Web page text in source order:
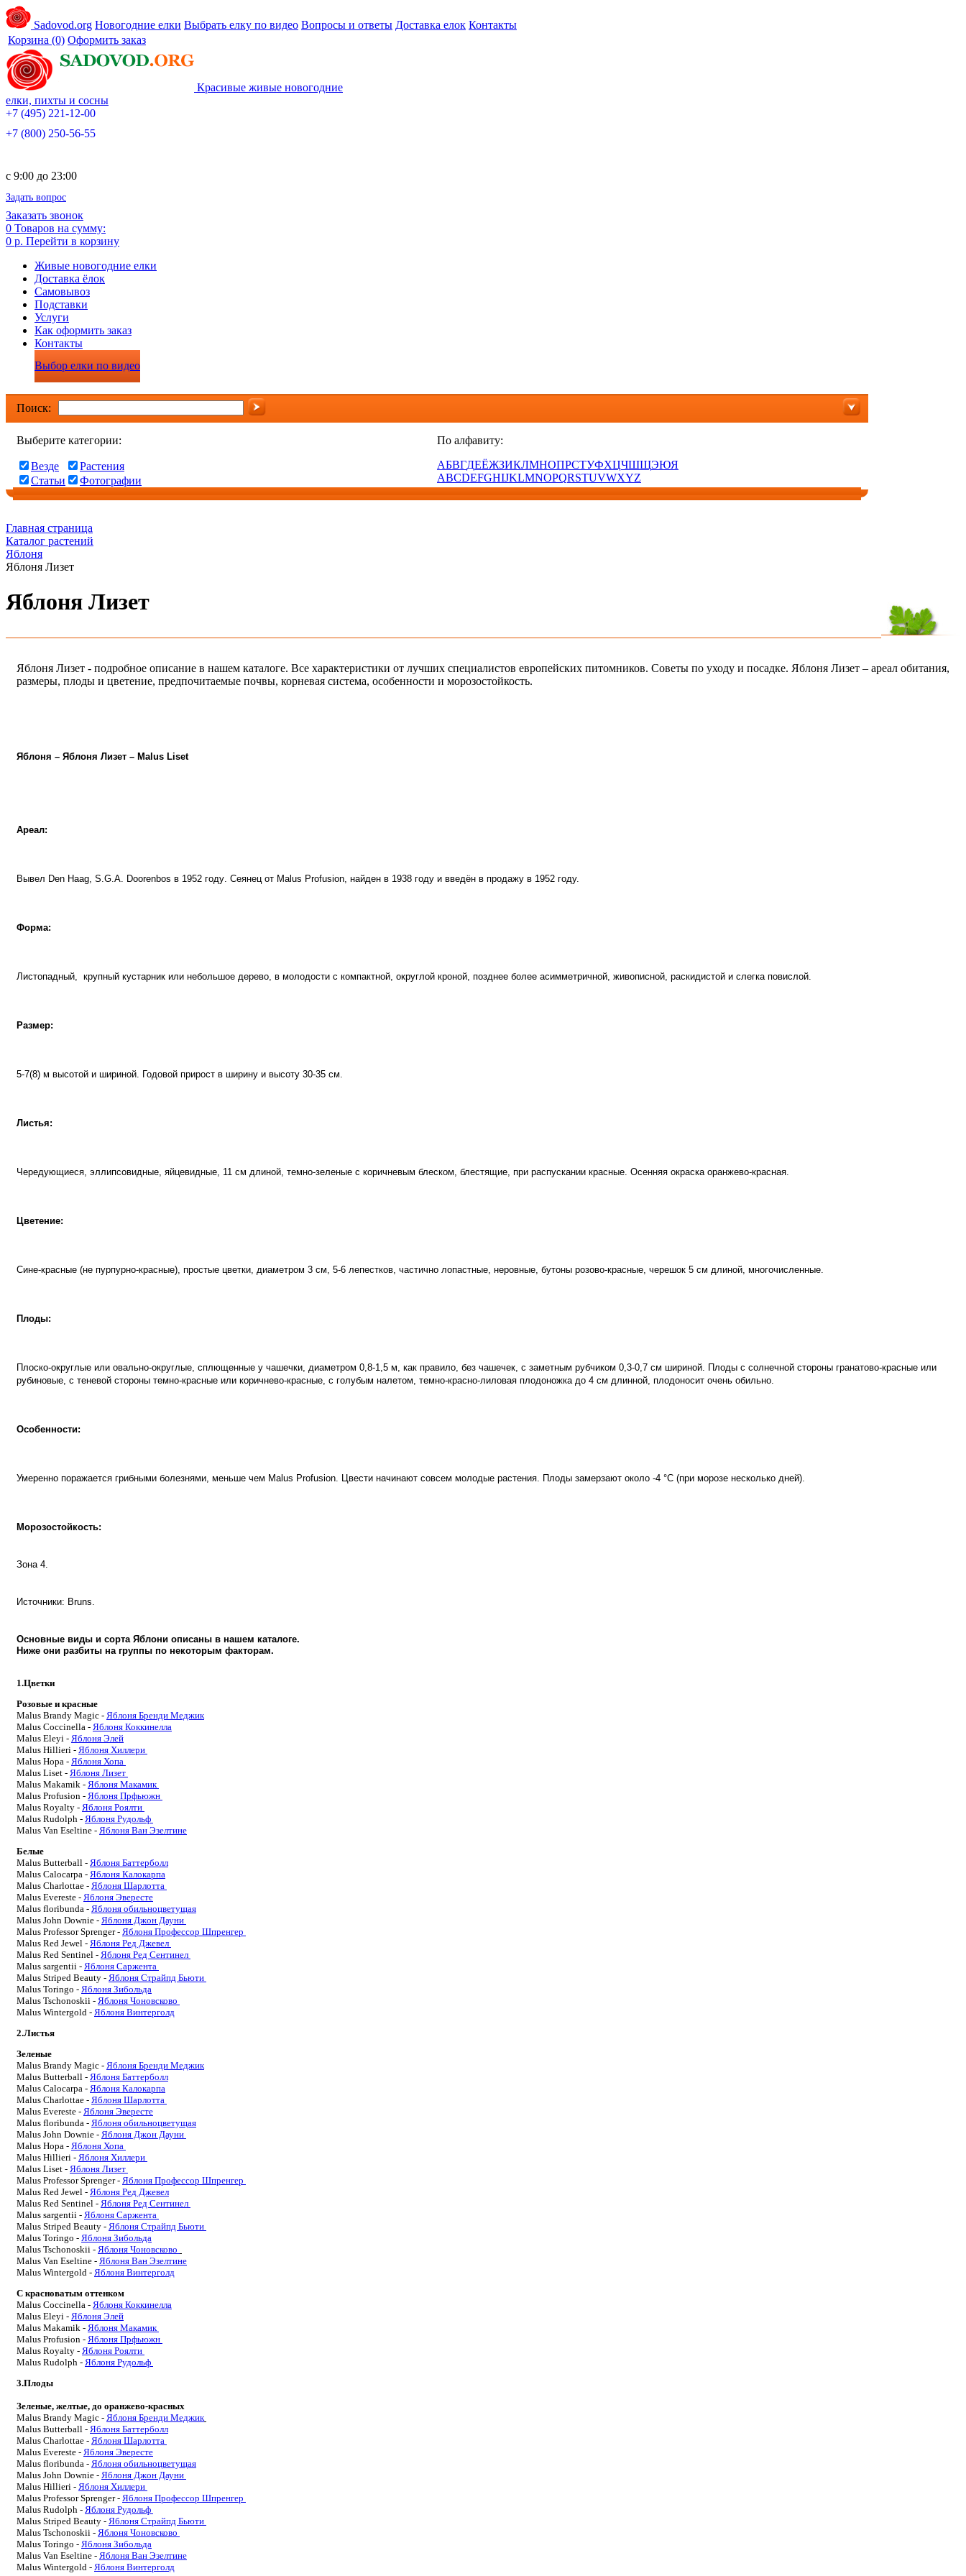
Sadovod.org Новогодние елки Выбрать елку по видео Вопросы и ответы Доставка елок Контакты
Корзина (0) Оформить заказ
Красивые живые новогодние
елки, пихты и сосны
+7 (495) 221-12-00
+7 (800) 250-56-55
c 9:00 до 23:00
Задать вопрос
Заказать звонок
0 Товаров на сумму:
0 р. Перейти в корзину
Живые новогодние елки
Доставка ёлок
Самовывоз
Подставки
Услуги
Как оформить заказ
Контакты
Выбор елки по видео
Поиск:
Выберите категории:
Везде
Растения
Статьи
Фотографии
По алфавиту:
АБВГДЕЁЖЗИКЛМНОПРСТУФХЦЧШЩЭЮЯ
ABCDEFGHIJKLMNOPQRSTUVWXYZ
Главная страница
Каталог растений
Яблоня
Яблоня Лизет
Яблоня Лизет
Яблоня Лизет - подробное описание в нашем каталоге. Все характеристики от лучших специалистов европейских питомников. Советы по уходу и посадке. Яблоня Лизет – ареал обитания,
размеры, плоды и цветение, предпочитаемые почвы, корневая система, особенности и морозостойкость.
Яблоня – Яблоня Лизет – Malus Liset
Ареал:
Вывел Den Haag, S.G.A. Doorenbos в 1952 году. Сеянец от Malus Profusion, найден в 1938 году и введён в продажу в 1952 году.
Форма:
Листопадный, крупный кустарник или небольшое дерево, в молодости с компактной, округлой кроной, позднее более асимметричной, живописной, раскидистой и слегка повислой.
Размер:
5-7(8) м высотой и шириной. Годовой прирост в ширину и высоту 30-35 см.
Листья:
Чередующиеся, эллипсовидные, яйцевидные, 11 см длиной, темно-зеленые с коричневым блеском, блестящие, при распускании красные. Осенняя окраска оранжево-красная.
Цветение:
Сине-красные (не пурпурно-красные), простые цветки, диаметром 3 см, 5-6 лепестков, частично лопастные, неровные, бутоны розово-красные, черешок 5 см длиной, многочисленные.
Плоды:
Плоско-округлые или овально-округлые, сплющенные у чашечки, диаметром 0,8-1,5 м, как правило, без чашечек, с заметным рубчиком 0,3-0,7 см шириной. Плоды с солнечной стороны гранатово-красные или
рубиновые, с теневой стороны темно-красные или коричнево-красные, с голубым налетом, темно-красно-лиловая плодоножка до 4 см длинной, плодоносит очень обильно.
Особенности:
Умеренно поражается грибными болезнями, меньше чем Malus Profusion. Цвести начинают совсем молодые растения. Плоды замерзают около -4 °С (при морозе несколько дней).
Морозостойкость:
Зона 4.
Источники: Bruns.
Основные виды и сорта Яблони описаны в нашем каталоге.
Ниже они разбиты на группы по некоторым факторам.
1.Цветки
Розовые и красные
Malus Brandy Magic - Яблоня Бренди Меджик
Malus Coccinella - Яблоня Коккинелла
Malus Eleyi - Яблоня Элей
Malus Hillieri - Яблоня Хиллери
Malus Hopa - Яблоня Хопа
Malus Liset - Яблоня Лизет
Malus Makamik - Яблоня Макамик
Malus Profusion - Яблоня Прфьюжн
Malus Royalty - Яблоня Роялти
Malus Rudolph - Яблоня Рудольф
Malus Van Eseltine - Яблоня Ван Эзелтине
Белые
Malus Butterball - Яблоня Баттерболл
Malus Calocarpa - Яблоня Калокарпа
Malus Charlottae - Яблоня Шарлотта
Malus Evereste - Яблоня Эвересте
Malus floribunda - Яблоня обильноцветущая
Malus John Downie - Яблоня Джон Дауни
Malus Professor Sprenger- Яблоня Профессор Шпренгер
Malus Red Jewel - Яблоня Ред Джевел
Malus Red Sentinel - Яблоня Ред Сентинел
Malus sargentii - Яблоня Саржента
Malus Striped Beauty - Яблоня Страйпд Бьюти
Malus Toringo - Яблоня Зибольда
Malus Tschonoskii - Яблоня Чоновсково
Malus Wintergold - Яблоня Винтерголд
2.Листья
Зеленые
Malus Brandy Magic - Яблоня Бренди Меджик
Malus Butterball - Яблоня Баттерболл
Malus Calocarpa - Яблоня Калокарпа
Malus Charlottae - Яблоня Шарлотта
Malus Evereste - Яблоня Эвересте
Malus floribunda - Яблоня обильноцветущая
Malus John Downie - Яблоня Джон Дауни
Malus Hopa - Яблоня Хопа
Malus Hillieri - Яблоня Хиллери
Malus Liset - Яблоня Лизет
Malus Professor Sprenger- Яблоня Профессор Шпренгер
Malus Red Jewel - Яблоня Ред Джевел
Malus Red Sentinel - Яблоня Ред Сентинел
Malus sargentii - Яблоня Саржента
Malus Striped Beauty - Яблоня Страйпд Бьюти
Malus Toringo - Яблоня Зибольда
Malus Tschonoskii - Яблоня Чоновсково
Malus Van Eseltine - Яблоня Ван Эзелтине
Malus Wintergold - Яблоня Винтерголд
С красноватым оттенком
Malus Coccinella - Яблоня Коккинелла
Malus Eleyi - Яблоня Элей
Malus Makamik - Яблоня Макамик
Malus Profusion - Яблоня Прфьюжн
Malus Royalty - Яблоня Роялти
Malus Rudolph - Яблоня Рудольф
3.Плоды
Зеленые, желтые, до оранжево-красных
Malus Brandy Magic - Яблоня Бренди Меджик
Malus Butterball - Яблоня Баттерболл
Malus Charlottae - Яблоня Шарлотта
Malus Evereste - Яблоня Эвересте
Malus floribunda - Яблоня обильноцветущая
Malus John Downie - Яблоня Джон Дауни
Malus Hillieri - Яблоня Хиллери
Malus Professor Sprenger- Яблоня Профессор Шпренгер
Malus Rudolph - Яблоня Рудольф
Malus Striped Beauty - Яблоня Страйпд Бьюти
Malus Tschonoskii - Яблоня Чоновсково
Malus Toringo - Яблоня Зибольда
Malus Van Eseltine - Яблоня Ван Эзелтине
Malus Wintergold - Яблоня Винтерголд